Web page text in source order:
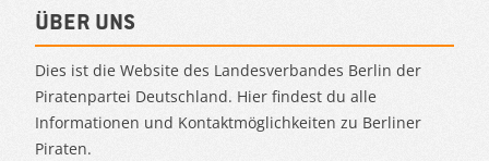
Über uns
Dies ist die Website des Landesverbandes Berlin der
Piratenpartei Deutschland. Hier findest du alle
Informationen und Kontaktmöglichkeiten zu Berliner
Piraten.